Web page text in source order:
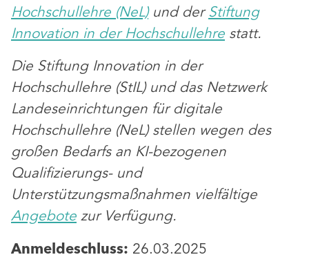
Hochschullehre (NeL)und derStiftung
Innovation in der Hochschullehre statt.
Die Stiftung Innovation in der
Hochschullehre (StIL) und das Netzwerk
Landeseinrichtungen für digitale
Hochschullehre (NeL) stellen wegen des
großen Bedarfs an KI-bezogenen
Qualifizierungs- und
Unterstützungsmaßnahmen vielfältige
Angebote zur Verfügung.
Anmeldeschluss: 26.03.2025